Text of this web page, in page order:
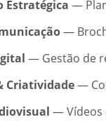
Estratégica —
—
— Gestão de
Criatividade—
— Vídeos